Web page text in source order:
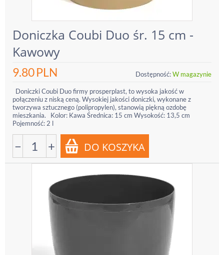
Doniczka Coubi Duo śr. 15 cm -
Kawowy
9.80PLN Dostępność:W magazynie
Doniczki Coubi Duo firmy prosperplast, to wysoka jakość w
połączeniu z niską ceną. Wysokiej jakości doniczki, wykonane z
tworzywa sztucznego (polipropylen), stanowią piękną ozdobę
mieszkania. Kolor: Kawa Średnica: 15 cm Wysokość: 13,5 cm
Pojemność: 2 l
− +